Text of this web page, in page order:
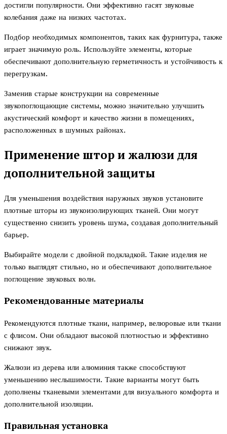
достигли популярности. Они эффективно гасят звуковые
колебания даже на низких частотах.
Подбор необходимых компонентов, таких как фурнитура, также
играет значимую роль. Используйте элементы, которые
обеспечивают дополнительную герметичность и устойчивость к
перегрузкам.
Заменив старые конструкции на современные
звукопоглощающие системы, можно значительно улучшить
акустический комфорт и качество жизни в помещениях,
расположенных в шумных районах.
Применение штор и жалюзи для
дополнительной защиты
Для уменьшения воздействия наружных звуков установите
плотные шторы из звукоизолирующих тканей. Они могут
существенно снизить уровень шума, создавая дополнительный
барьер.
Выбирайте модели с двойной подкладкой. Такие изделия не
только выглядят стильно, но и обеспечивают дополнительное
поглощение звуковых волн.
Рекомендованные материалы
Рекомендуются плотные ткани, например, велюровые или ткани
с флисом. Они обладают высокой плотностью и эффективно
снижают звук.
Жалюзи из дерева или алюминия также способствуют
уменьшению неслышимости. Такие варианты могут быть
дополнены тканевыми элементами для визуального комфорта и
дополнительной изоляции.
Правильная установка